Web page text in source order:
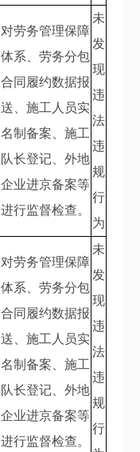
对劳务管理保障
体系、劳务分包
合同履约数据报
送、施工人员实
名制备案、施工
队长登记、外地
企业进京备案等
进行监督检查。
未
发
现
违
法
违
规
行
为
对劳务管理保障
体系、劳务分包
合同履约数据报
送、施工人员实
名制备案、施工
队长登记、外地
企业进京备案等
进行监督检查。
未
发
现
违
法
违
规
行